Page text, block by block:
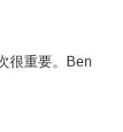
很重要。Ben